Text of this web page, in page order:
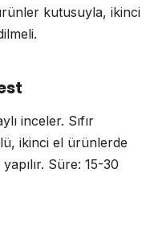
kutusuyla, ikinci
inceler. Sıfır
ikinci el ürünlerde
Süre: 15-30